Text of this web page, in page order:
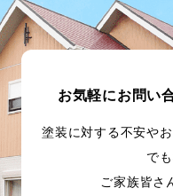
お気軽にお問い
塗装に対する不安や
で
ご家族皆さ